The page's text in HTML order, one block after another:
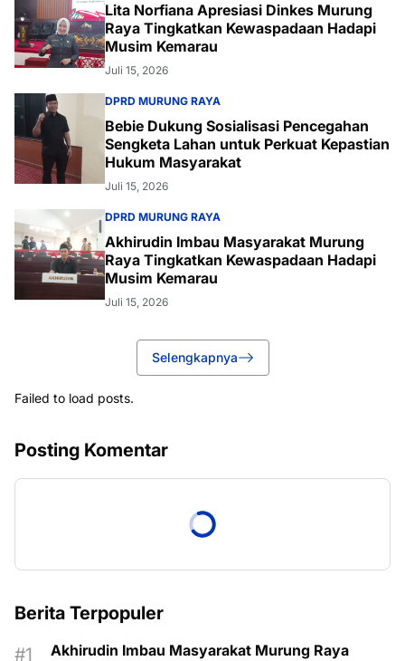
Lita Norfiana Apresiasi Dinkes Murung
Raya Tingkatkan Kewaspadaan Hadapi
Musim Kemarau
Juli 15, 2026
DPRD MURUNG RAYA
Bebie Dukung Sosialisasi Pencegahan
Sengketa Lahan untuk Perkuat Kepastian
Hukum Masyarakat
Juli 15, 2026
DPRD MURUNG RAYA
Akhirudin Imbau Masyarakat Murung
Raya Tingkatkan Kewaspadaan Hadapi
Musim Kemarau
Juli 15, 2026
Selengkapnya
Failed to load posts.
Posting Komentar
Berita Terpopuler
Akhirudin Imbau Masyarakat Murung Raya